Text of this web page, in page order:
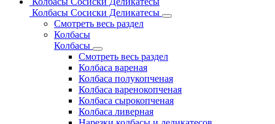
Колбасы Сосиски Деликатесы
Смотреть весь раздел
Колбасы
Колбасы
Смотреть весь раздел
Колбаса вареная
Колбаса полукопченая
Колбаса варенокопченая
Колбаса сырокопченая
Колбаса ливерная